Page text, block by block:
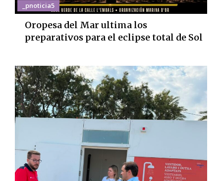
_pnoticia5
Oropesa del Mar ultima los
preparativos para el eclipse total de Sol